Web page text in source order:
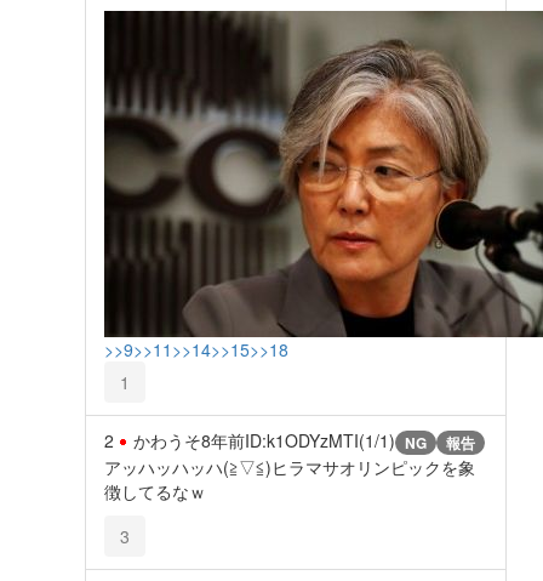
>>9>>11 >>14>>15>>18
1
2 かわうそ8年前ID:k1ODYzMTI(1/1) NG 報告
アッハッハッハ(≧▽≦)ヒラマサオリンピックを象
徴してるなｗ
3